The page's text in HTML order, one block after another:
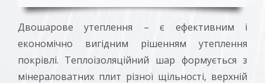
Двошарове утеплення – є ефективним і
економічно вигідним рішенням утеплення
покрівлі. Теплоізоляційний шар формується з
мінераловатних плит різної щільності, верхній